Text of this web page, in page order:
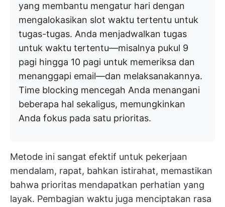
yang membantu mengatur hari dengan
mengalokasikan slot waktu tertentu untuk
tugas-tugas. Anda menjadwalkan tugas
untuk waktu tertentu—misalnya pukul 9
pagi hingga 10 pagi untuk memeriksa dan
menanggapi email—dan melaksanakannya.
Time blocking mencegah Anda menangani
beberapa hal sekaligus, memungkinkan
Anda fokus pada satu prioritas.
Metode ini sangat efektif untuk pekerjaan
mendalam, rapat, bahkan istirahat, memastikan
bahwa prioritas mendapatkan perhatian yang
layak. Pembagian waktu juga menciptakan rasa